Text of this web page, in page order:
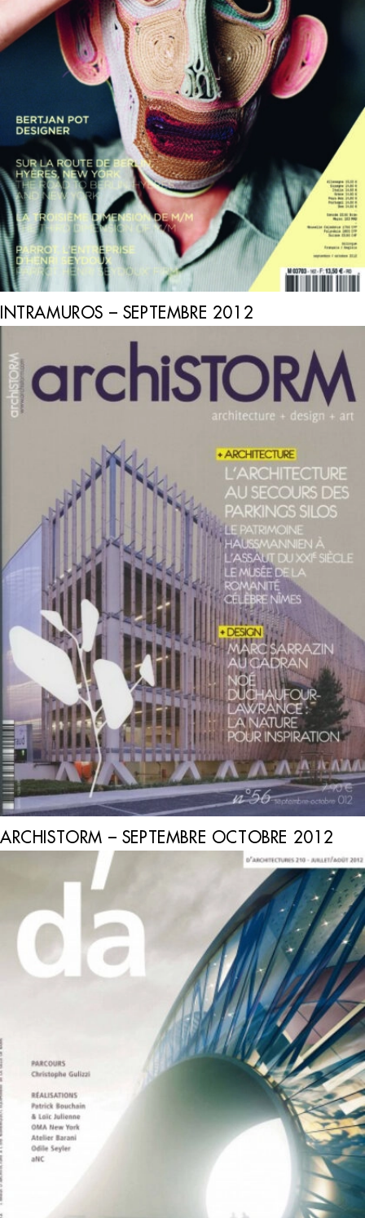
INTRAMUROS – SEPTEMBRE 2012
ARCHISTORM – SEPTEMBRE OCTOBRE 2012